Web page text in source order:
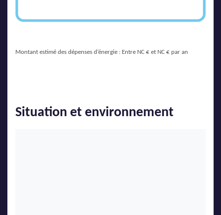
Montant estimé des dépenses d’énergie : Entre NC € et NC € par an
Situation et environnement